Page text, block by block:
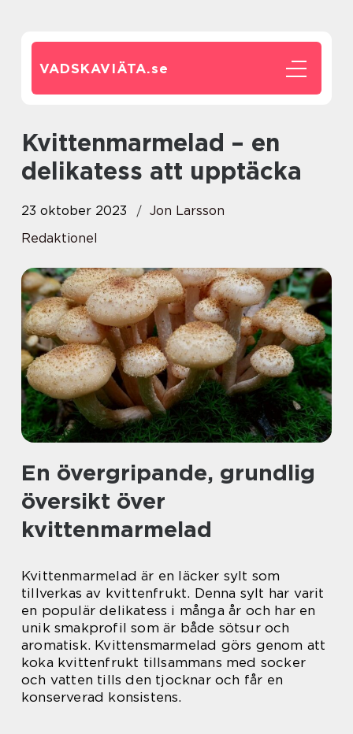
VADSKAVIÄTA.se
Kvittenmarmelad – en
delikatess att upptäcka
23 oktober 2023
Jon Larsson
Redaktionel
En övergripande, grundlig
översikt över
kvittenmarmelad
Kvittenmarmelad är en läcker sylt som
tillverkas av kvittenfrukt. Denna sylt har varit
en populär delikatess i många år och har en
unik smakprofil som är både sötsur och
aromatisk. Kvittensmarmelad görs genom att
koka kvittenfrukt tillsammans med socker
och vatten tills den tjocknar och får en
konserverad konsistens.